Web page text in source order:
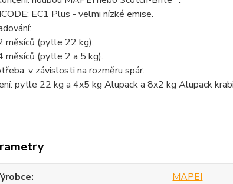
EC1 Plus - velmi nízké emise.
měsíců (pytle 22 kg);
měsíců (pytle 2 a 5 kg).
v závislosti na rozměru spár.
pytle 22 kg a 4x5 kg Alupack a 8x2 kg Alupack
MAPEI